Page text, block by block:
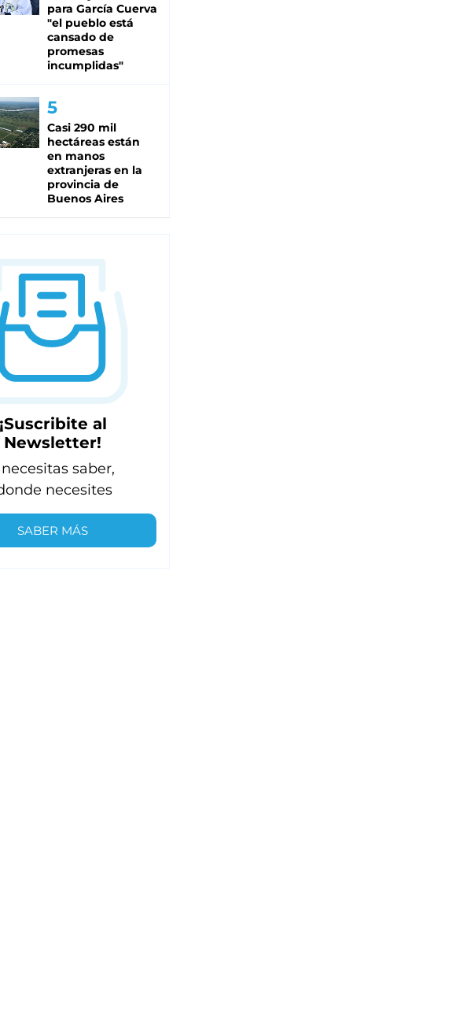
para García Cuerva
"el pueblo está
cansado de
promesas
incumplidas"
Casi 290 mil
hectáreas están
en manos
extranjeras en la
provincia de
Buenos Aires
¡Suscribite al
Newsletter!
saber,
necesites
SABER MÁS